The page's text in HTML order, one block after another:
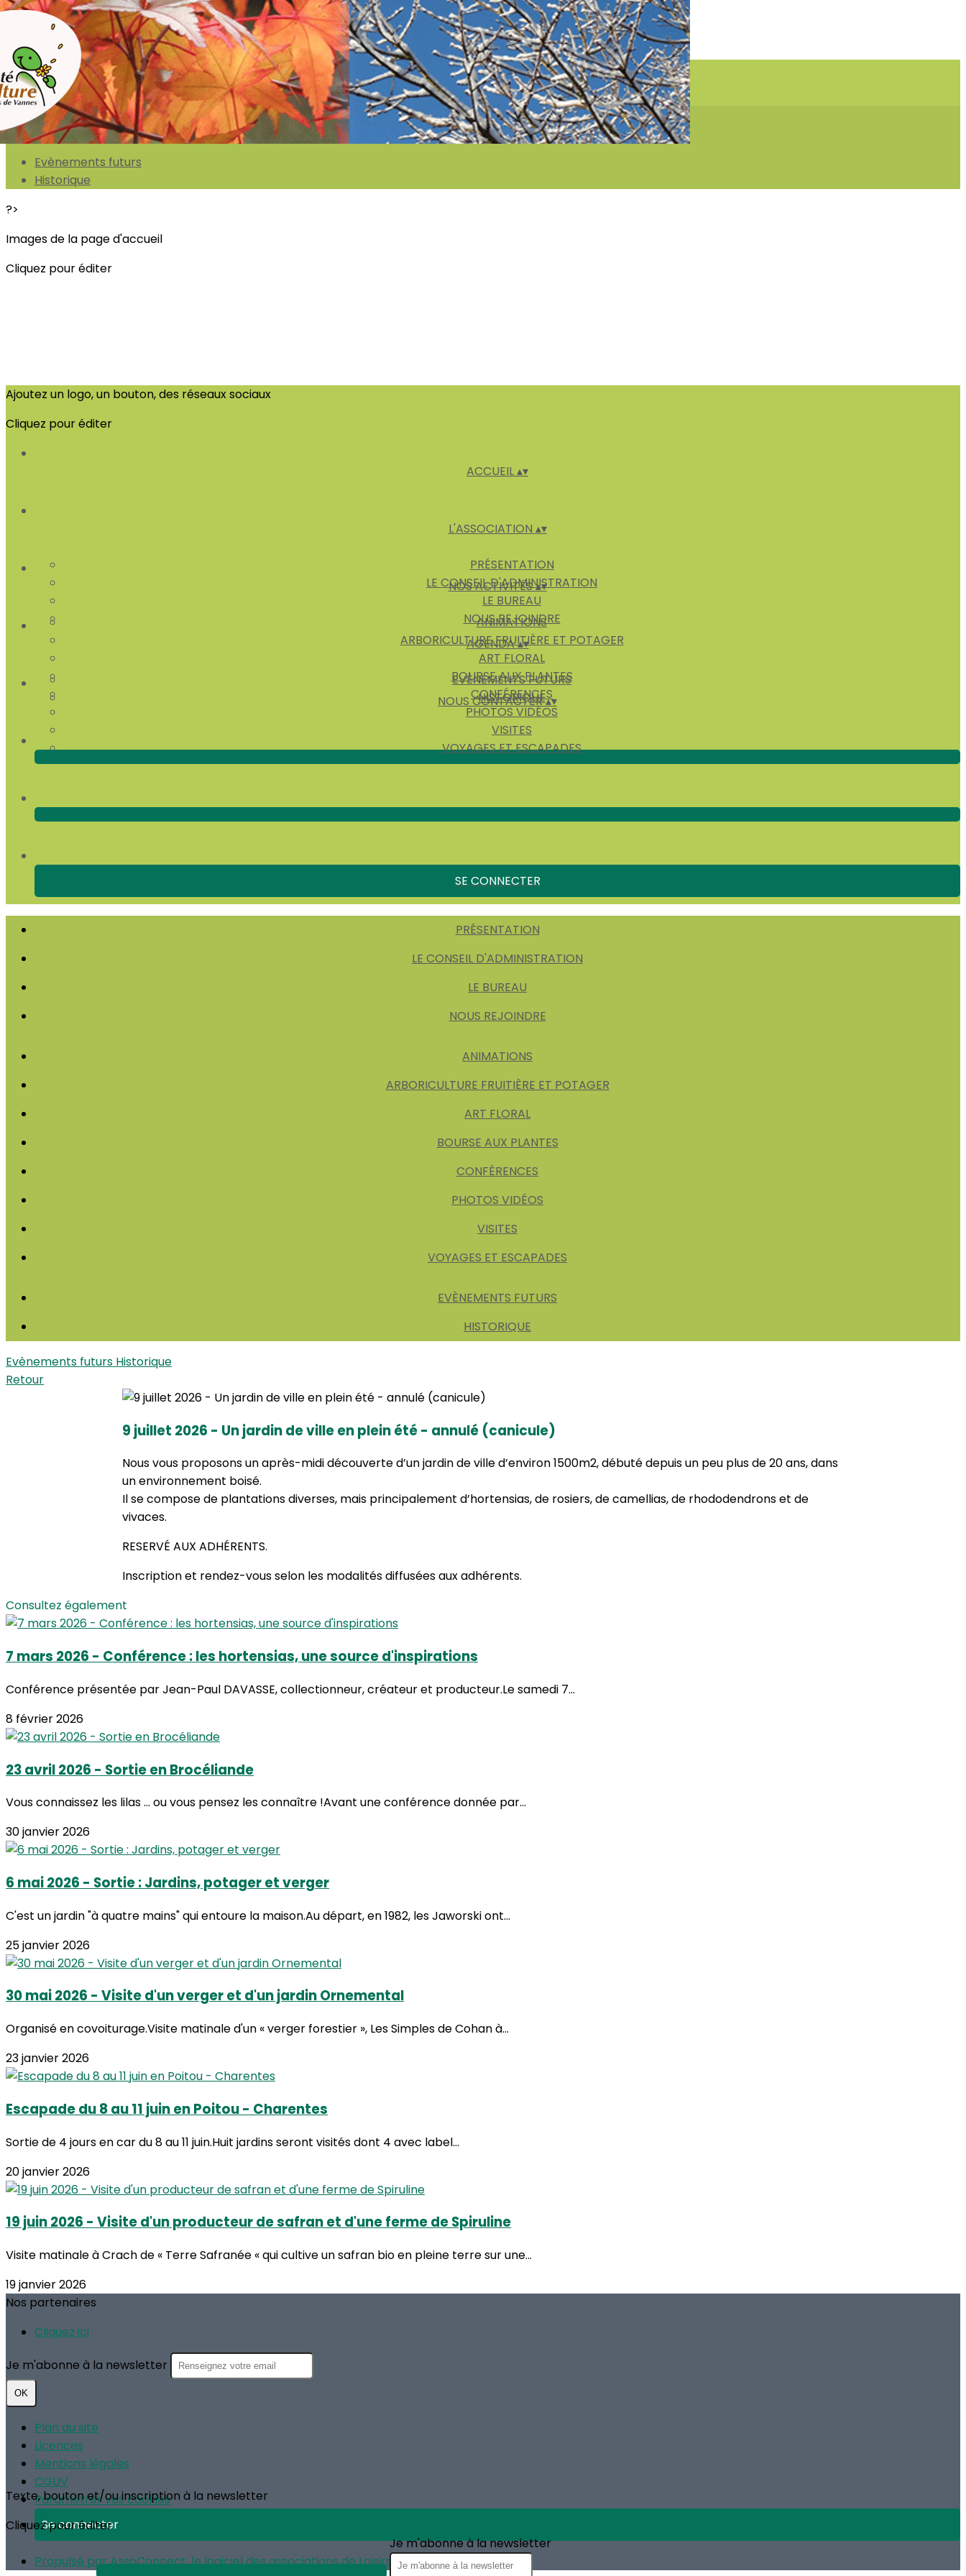
Exporter les lignes sélectionnées
Exporter toutes les colonnes
Exporter uniquement les colonnes affichées
Menu
>
Evènements futurs
Historique
?>
Images de la page d'accueil
Cliquez pour éditer
Texte, bouton et/ou inscription à la newsletter
Cliquez pour éditer
Je m'abonne à la newsletter
Ajoutez un logo, un bouton, des réseaux sociaux
Cliquez pour éditer
ACCUEIL▴▾
L'ASSOCIATION ▴▾
PRÉSENTATION
LE CONSEIL D'ADMINISTRATION
LE BUREAU
NOUS REJOINDRE
NOS ACTIVITÉS▴▾
ANIMATIONS
ARBORICULTURE FRUITIÈRE ET POTAGER
ART FLORAL
BOURSE AUX PLANTES
CONFÉRENCES
PHOTOS VIDÉOS
VISITES
VOYAGES ET ESCAPADES
AGENDA▴▾
EVÈNEMENTS FUTURS
HISTORIQUE
NOUS CONTACTER▴▾
SE CONNECTER
PRÉSENTATION
LE CONSEIL D'ADMINISTRATION
LE BUREAU
NOUS REJOINDRE
ANIMATIONS
ARBORICULTURE FRUITIÈRE ET POTAGER
ART FLORAL
BOURSE AUX PLANTES
CONFÉRENCES
PHOTOS VIDÉOS
VISITES
VOYAGES ET ESCAPADES
EVÈNEMENTS FUTURS
HISTORIQUE
Evènements futurs Historique
Retour
9 juillet 2026 - Un jardin de ville en plein été - annulé (canicule)
Nous vous proposons un après-midi découverte d’un jardin de ville d’environ 1500m2, débuté depuis un peu plus de 20 ans, dans
un environnement boisé.
Il se compose de plantations diverses, mais principalement d’hortensias, de rosiers, de camellias, de rhododendrons et de
vivaces.
RESERVÉ AUX ADHÉRENTS.
Inscription et rendez-vous selon les modalités diffusées aux adhérents.
Consultez également
7 mars 2026 - Conférence : les hortensias, une source d'inspirations
Conférence présentée par Jean-Paul DAVASSE, collectionneur, créateur et producteur.Le samedi 7...
8 février 2026
23 avril 2026 - Sortie en Brocéliande
Vous connaissez les lilas ... ou vous pensez les connaître !Avant une conférence donnée par...
30 janvier 2026
6 mai 2026 - Sortie : Jardins, potager et verger
C'est un jardin "à quatre mains" qui entoure la maison.Au départ, en 1982, les Jaworski ont...
25 janvier 2026
30 mai 2026 - Visite d'un verger et d'un jardin Ornemental
Organisé en covoiturage.Visite matinale d'un « verger forestier », Les Simples de Cohan à...
23 janvier 2026
Escapade du 8 au 11 juin en Poitou - Charentes
Sortie de 4 jours en car du 8 au 11 juin.Huit jardins seront visités dont 4 avec label...
20 janvier 2026
19 juin 2026 - Visite d'un producteur de safran et d'une ferme de Spiruline
Visite matinale à Crach de « Terre Safranée « qui cultive un safran bio en pleine terre sur une...
19 janvier 2026
Nos partenaires
Cliquez ici
Je m'abonne à la newsletter
OK
Plan du site
Licences
Mentions légales
CGUV
Paramétrer vos cookies
Se connecter
Propulsé par AssoConnect, le logiciel des associations de Loisirs